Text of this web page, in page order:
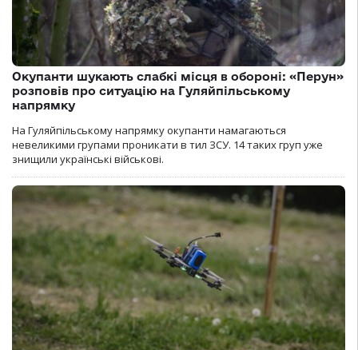
Окупанти шукають слабкі місця в обороні: «Перун»
розповів про ситуацію на Гуляйпільському
напрямку
На Гуляйпільському напрямку окупанти намагаються
невеликими групами проникати в тил ЗСУ. 14 таких груп уже
знищили українські військові.